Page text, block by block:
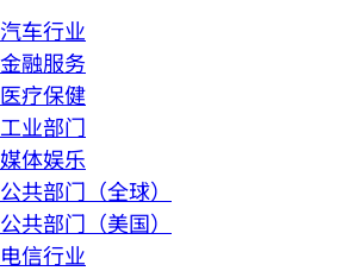
汽车行业
金融服务
医疗保健
工业部门
媒体娱乐
公共部门（全球）
公共部门（美国）
电信行业